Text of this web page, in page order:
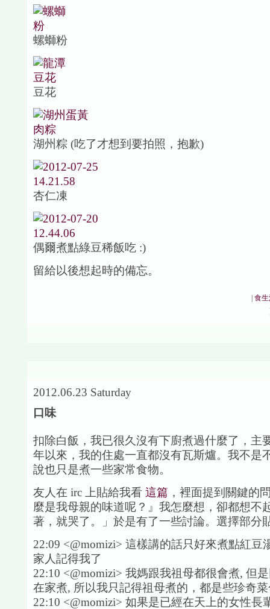
螺螄粉
豆花
湖州粽 (吃了才想到要拍照，抱歉)
杏仁凍
偶爾煮點綠豆稀飯吃 :)
留給以後想起時的備忘。
|食
2012.06.23 Saturday
口味
扣除白飯，我已很久沒有下廚煮過什麼了，主
年以來，我的住處一直都沒有瓦斯爐。我不是
說也只是煮一些家常食物。
友人在 irc 上貼給我看 這篇 ，裡面提到關鍵的
麼是我母親的味道呢？』我怎麼想，卻都想不
著，就哭了。」於是有了一些討論。選擇部分
22:09 <@momizi> 這樣講的話只好來煮點紅豆
家人記得我了
22:10 <@momizi> 我媽跟我祖母都很會煮, 但
在家煮, 所以我只記得祖母煮的，都是些珍奇
22:10 <@momizi> 如果是已經在天上的女性長